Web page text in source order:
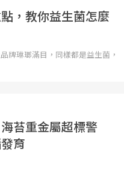
，教你益生菌怎麼
牌琳瑯滿目，同樣都是益生菌，
苔重金屬超標警
育
點。